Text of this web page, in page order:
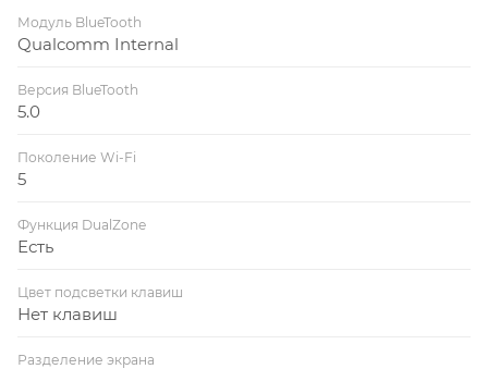
Модуль BlueTooth
Qualcomm Internal
Версия BlueTooth
5.0
Поколение Wi-Fi
5
Функция DualZone
Есть
Цвет подсветки клавиш
Нет клавиш
Разделение экрана